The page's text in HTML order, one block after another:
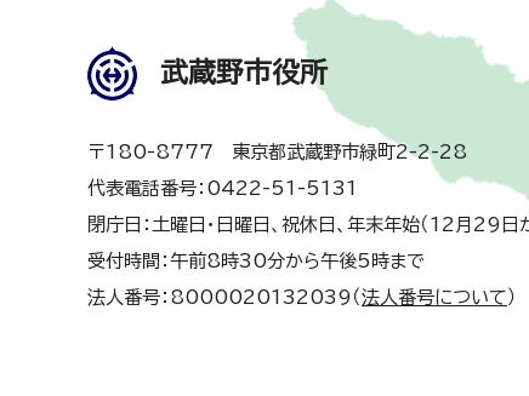
武蔵野市役所
〒180-8777 東京都武蔵野市緑町2-2-28
代表電話番号：0422-51-5131
閉庁日：土曜日・日曜日、祝休日、年末年始（12月29日
受付時間：午前8時30分から午後5時まで
法人番号：8000020132039（ 法人番号について ）